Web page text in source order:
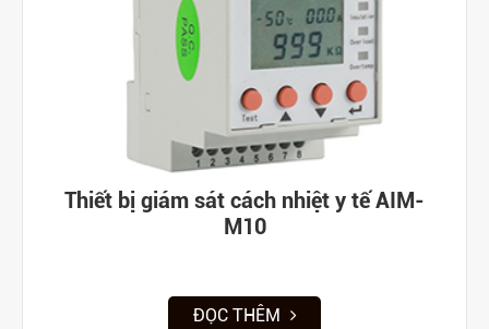
Thiết bị giám sát cách nhiệt y tế AIM-
M10
ĐỌC THÊM